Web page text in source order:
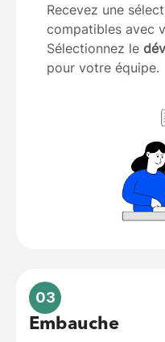
Recevez une
compatibles avec
Sélectionnez le
pour votre équipe.
03
Embauche